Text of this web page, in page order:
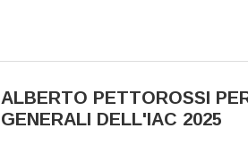
ALBERTO PETTOROSSI
GENERALI DELL'IAC 2025